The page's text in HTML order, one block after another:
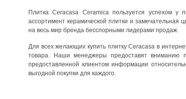
Плитка Ceracasa Ceramica пользуется успехом у
ассортимент керамической плитки и замечательная
на весь мир бренда бесспорными лидерами продаж.
Для всех желающих купить плитку Ceracasa в
товара. Наши менеджеры предоставят вниманию
предоставленной клиентом информации
выгодной покупки для каждого.